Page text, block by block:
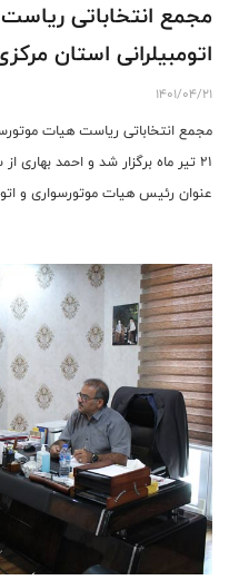
مجمع انتخاباتی
اتومبیلرانی استان
1401/04/21
مجمع انتخاباتی ریاست هیات
عنوان رئیس هیات موتورسواری و